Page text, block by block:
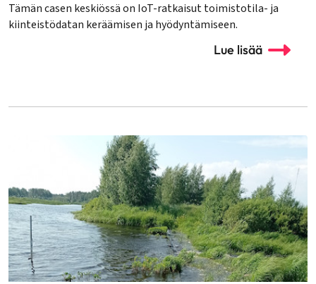
Tämän casen keskiössä on IoT-ratkaisut toimistotila- ja
kiinteistödatan keräämisen ja hyödyntämiseen.
Lue lisää